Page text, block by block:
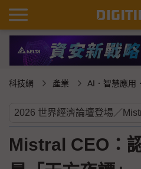
科技網 產業 AI．智慧應用
Mistral CEO：